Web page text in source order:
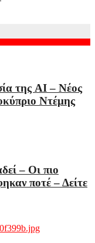
της AI – Νέος
Ντέμης
– Οι πιο
ποτέ – Δείτε